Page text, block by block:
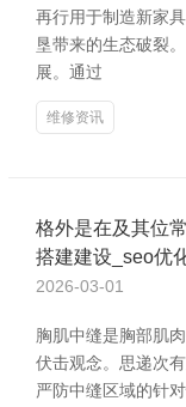
再行用于制造新家
垦带来的生态破裂
展。通过
维修资讯
格外是在及其位
搭建建设_seo优
2026-03-01
胸肌中缝是胸部肌
伏击观念。思递次
严防中缝区域的针